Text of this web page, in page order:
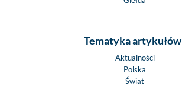
Tematyka artykułów
Aktualności
Polska
Świat